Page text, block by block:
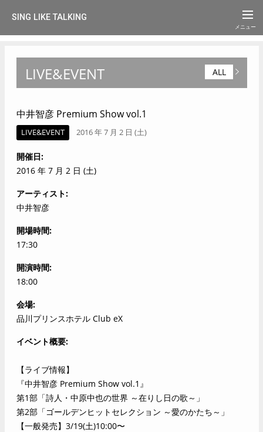
SING LIKE TALKING
LIVE&EVENT ALL
中井智彦 Premium Show vol.1
LIVE&EVENT 2016 年 7 月 2 日 (土)
開催日
2016 年 7 月 2 日 (土)
アーティスト
中井智彦
開場時間
17:30
開演時間
18:00
会場
品川プリンスホテル Club eX
イベント概要
【ライブ情報】
『中井智彦 Premium Show vol.1』
第1部「詩人・中原中也の世界 ～在りし日の歌～」
第2部「ゴールデンヒットセレクション ～愛のかたち～」
【一般発売】3/19(土)10:00〜